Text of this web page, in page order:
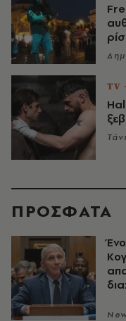
TV
ΠΡΟΣΦΑΤΑ